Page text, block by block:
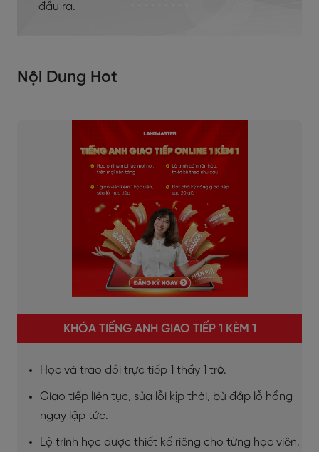
đầu ra.
Nội Dung Hot
KHÓA TIẾNG ANH GIAO TIẾP 1 KÈM 1
Học và trao đổi trực tiếp 1 thầy 1 trò.
Giao tiếp liên tục, sửa lỗi kịp thời, bù đắp lỗ hổng
ngay lập tức.
Lộ trình học được thiết kế riêng cho từng học viên.